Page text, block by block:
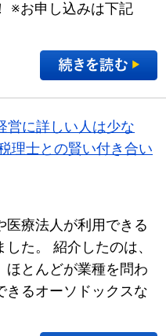
※お申し込みは下記
営に詳しい人は少な
理士との賢い付き合い
医療法人が利用できる
た。 紹介したのは、
ほとんどが業種を問わ
きるオーソドックスな